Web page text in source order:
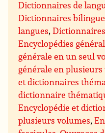
Dictionnaires de
Dictionnaires
langues,
Encyclopédies
générale en un seul
générale en
et dictionnaires
dictionnaire
Encyclopédie et
plusieurs volumes,